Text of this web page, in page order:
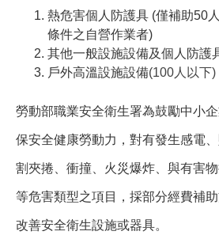
熱危害個人防護具 (僅補助50
條件之自營作業者)
其他一般設施設備及個人防護
戶外高溫設施設備(100人以下)
勞動部職業安全衛生署為鼓勵中小
保安全健康勞動力，對有發生感電
割夾捲、衝撞、火災爆炸、與有害
等危害類型之項目，採部分經費補
改善安全衛生設施或器具。